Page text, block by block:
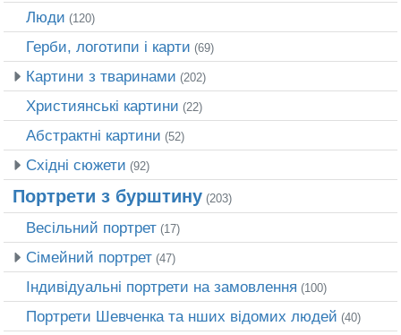
Люди (120)
Герби, логотипи і карти (69)
Картини з тваринами (202)
Християнські картини (22)
Абстрактні картини (52)
Східні сюжети (92)
Портрети з бурштину (203)
Весільний портрет (17)
Сімейний портрет (47)
Індивідуальні портрети на замовлення (100)
Портрети Шевченка та нших відомих людей (40)